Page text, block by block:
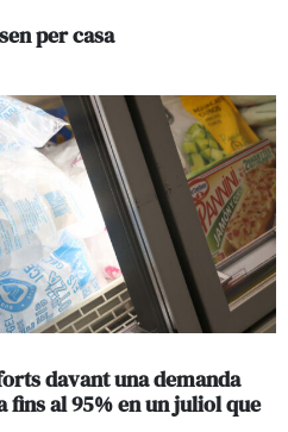
per casa
davant una demanda
fins al 95% en un juliol que